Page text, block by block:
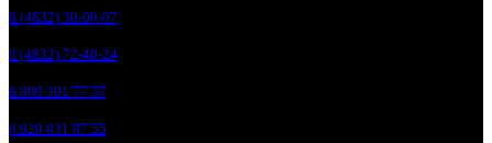
8 (4832) 30-00-07
8 (4832) 72-40-24
8 800 301 77 37
8 920 831 87 55